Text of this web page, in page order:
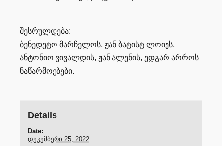
შესრულდება:
ბენედეტო მარჩელოს, ჟან ბატისტ ლოიეს,
ანტონიო ვივალდის, ჟან ალენის, ედგარ არროს
ნაწარმოებები.
Details
Date:
დეკემბერი 25, 2022